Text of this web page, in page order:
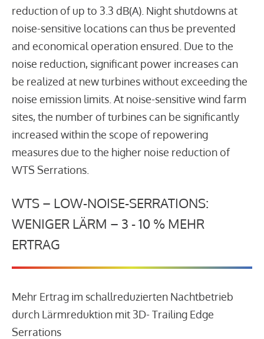
reduction of up to 3.3 dB(A). Night shutdowns at
noise-sensitive locations can thus be prevented
and economical operation ensured. Due to the
noise reduction, significant power increases can
be realized at new turbines without exceeding the
noise emission limits. At noise-sensitive wind farm
sites, the number of turbines can be significantly
increased within the scope of repowering
measures due to the higher noise reduction of
WTS Serrations.
WTS – LOW-NOISE-SERRATIONS:
WENIGER LÄRM – 3 - 10 % MEHR
ERTRAG
Mehr Ertrag im schallreduzierten Nachtbetrieb
durch Lärmreduktion mit 3D- Trailing Edge
Serrations